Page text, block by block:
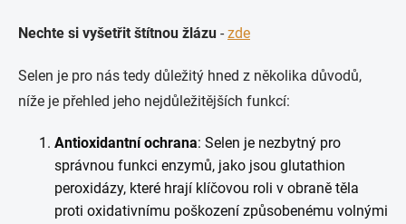
Nechte si vyšetřit štítnou žlázu -zde
Selen je pro nás tedy důležitý hned z několika důvodů,
níže je přehled jeho nejdůležitějších funkcí:
Antioxidantní ochrana: Selen je nezbytný pro
správnou funkci enzymů, jako jsou glutathion
peroxidázy, které hrají klíčovou roli v obraně těla
proti oxidativnímu poškození způsobenému volnými